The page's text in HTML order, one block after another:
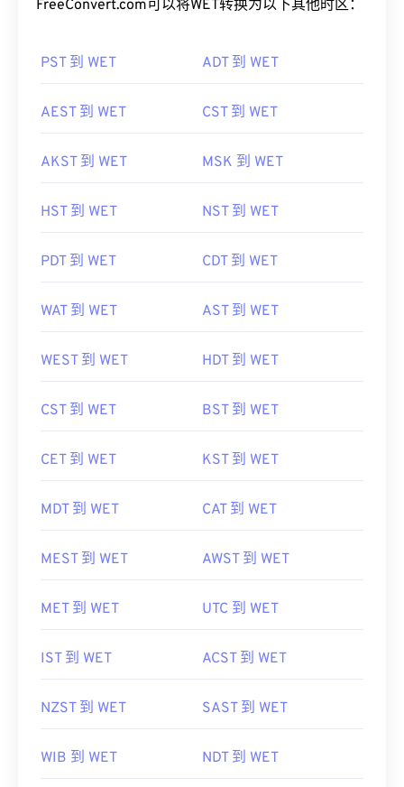
FreeConvert.com可以将WET转换为以下其他时区：
PST 到 WET ADT 到 WET
AEST 到 WET CST 到 WET
AKST 到 WET MSK 到 WET
HST 到 WET NST 到 WET
PDT 到 WET CDT 到 WET
WAT 到 WET AST 到 WET
WEST 到 WET HDT 到 WET
CST 到 WET BST 到 WET
CET 到 WET KST 到 WET
MDT 到 WET CAT 到 WET
MEST 到 WET AWST 到 WET
MET 到 WET UTC 到 WET
IST 到 WET ACST 到 WET
NZST 到 WET SAST 到 WET
WIB 到 WET NDT 到 WET